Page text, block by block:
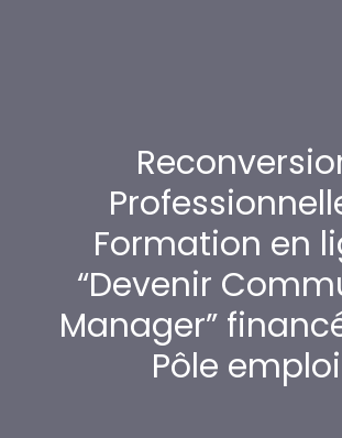
Formation en
“Devenir
Manager”
Pôle emploi